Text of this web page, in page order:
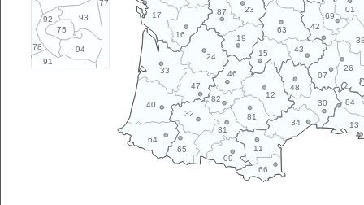
77
78
91
93
75
94
92
11
12
13
15
16
17
19
23
24
26
30
31
32
33
34
40
42
43
46
47
48
63
64
65
66
69
01
07
09
81
82 84
87